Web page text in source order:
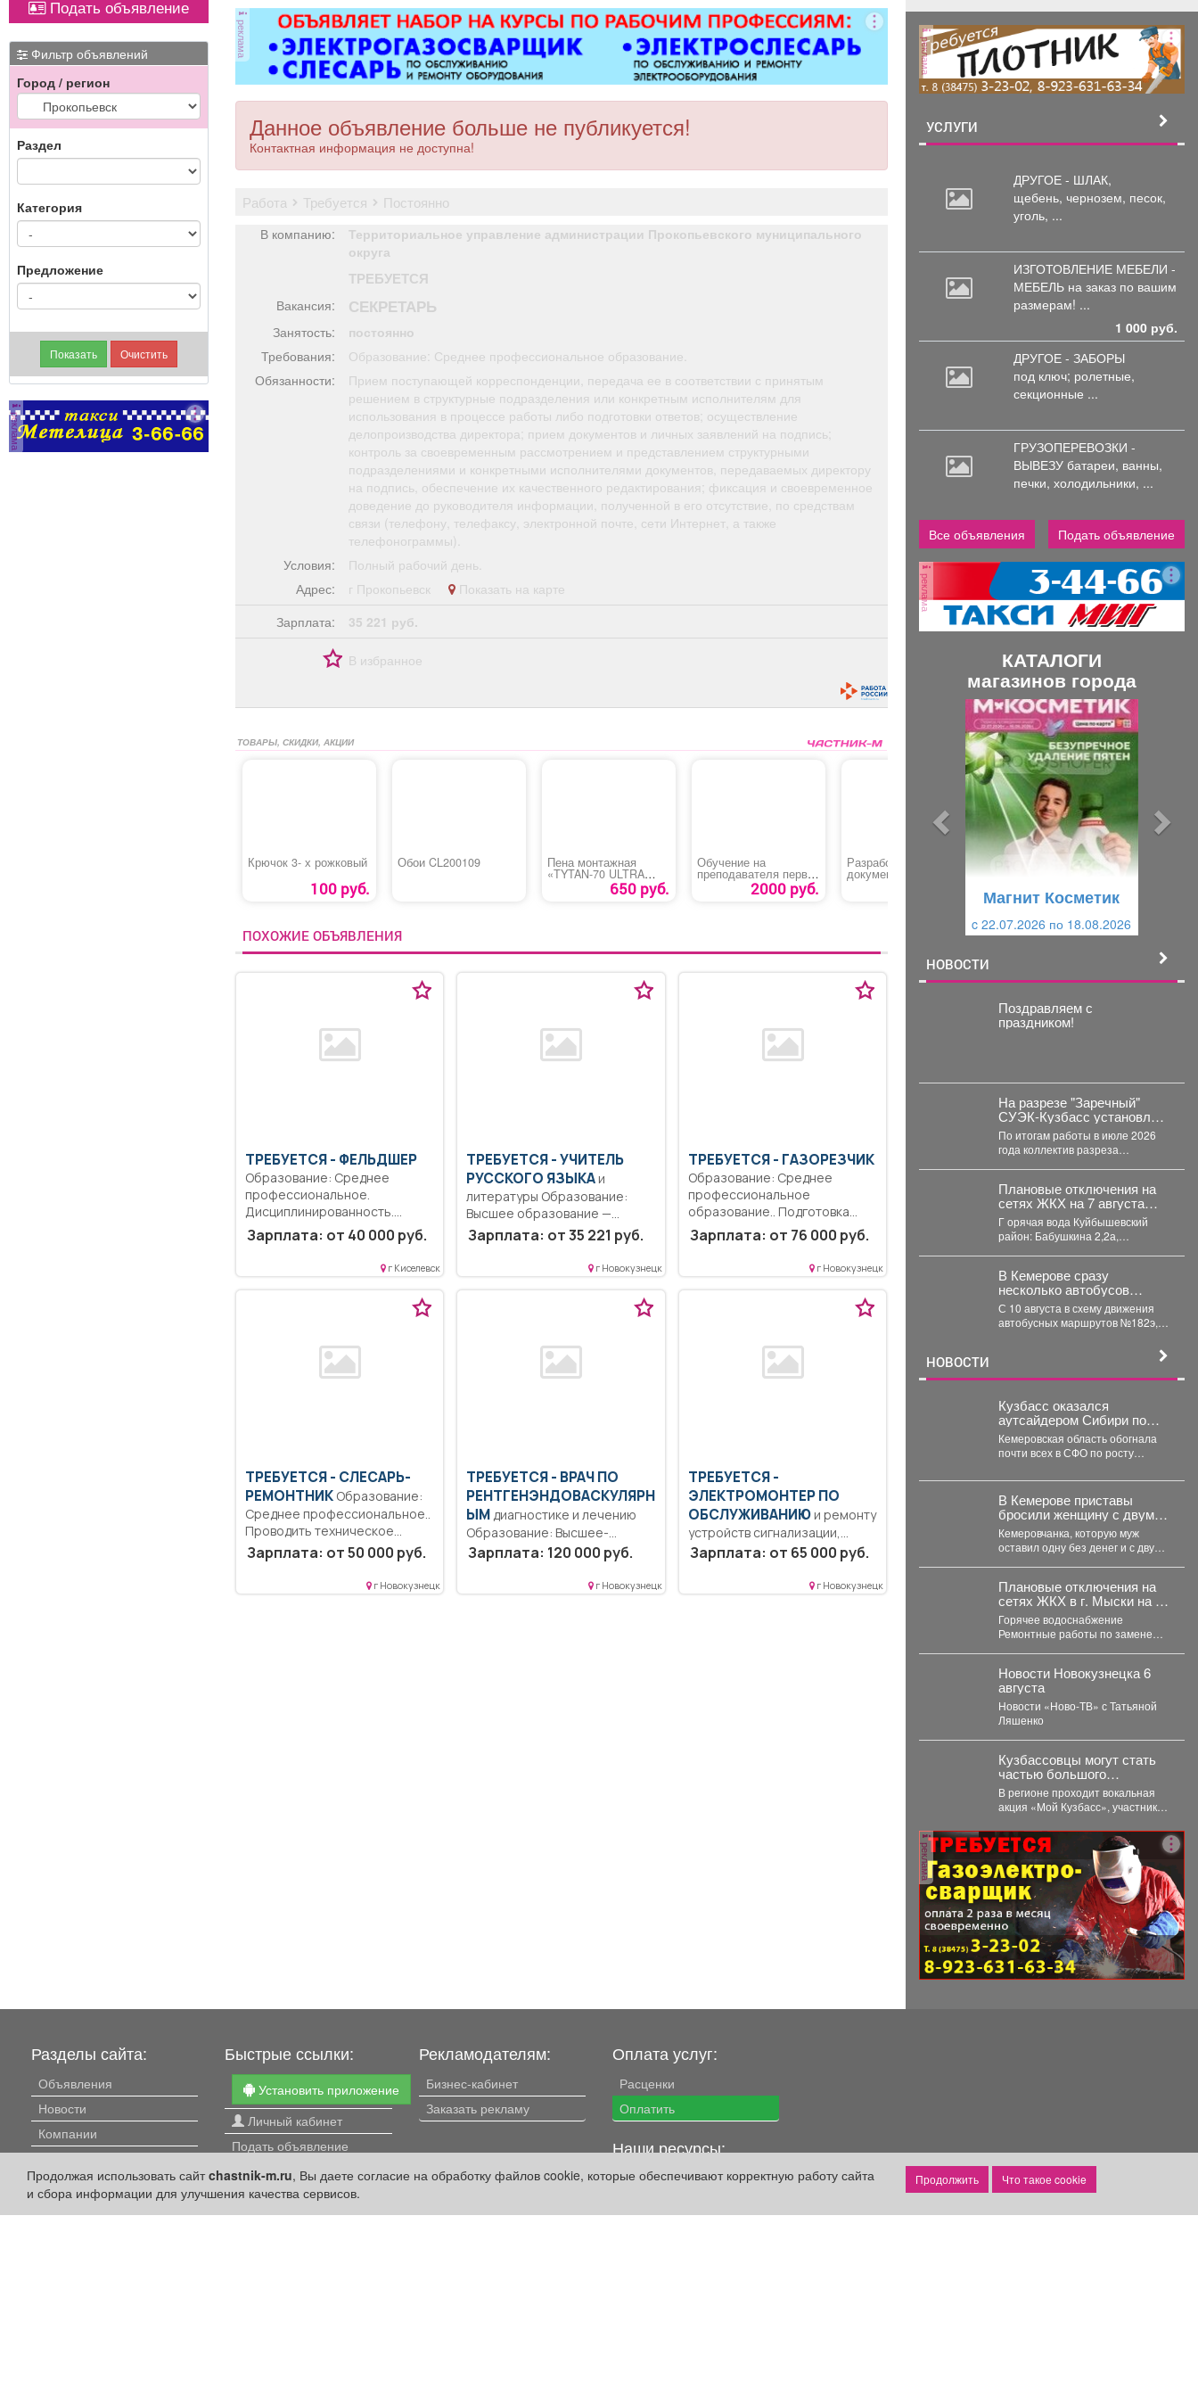
Вывоз мусора.
ковер»).
оборудованием,
имеется парковка, торг
уместен.
Подать объявление
Фильтр объявлений
Город / регион
Раздел
Категория
Предложение
реклама
реклама
Данное объявление больше не публикуется!
Контактная информация не доступна!
работа требуется постоянно
В компанию:
Территориальное управление администрации Прокопьевского муниципального
округа
ТРЕБУЕТСЯ
Вакансия: СЕКРЕТАРЬ
Занятость:
постоянно
Требования:
Образование: Среднее профессиональное образование.
Обязанности:
Прием поступающей корреспонденции, передача ее в соответствии с принятым
решением в структурные подразделения или конкретным исполнителям для
использования в процессе работы либо подготовки ответов; осуществление
делопроизводства директора; прием документов и личных заявлений на подпись;
контроль за своевременным рассмотрением и представлением структурными
подразделениями и конкретными исполнителями документов, передаваемых директору
на подпись, обеспечение их качественного редактирования; фиксация и своевременное
доведение до руководителя информации, полученной в его отсутствие, по средствам
связи (телефону, телефаксу, электронной почте, сети Интернет, а также
телефонограммы).
Условия:
Полный рабочий день.
Адрес:
г Прокопьевск
Показать на карте
Зарплата:
35 221 руб.
В избранное
ТОВАРЫ, СКИДКИ, АКЦИИ
Крючок 3- х рожковый
100 руб.
Обои CL200109 Пена монтажная
«TYTAN-70 ULTRA
ПРОФ »Зима650 руб.
Обучение на
преподавателя первой
помощи
пострадавшим2000 руб.
Разработка
документов по охране
труда
Парафинотерапия ног
ПОХОЖИЕ ОБЪЯВЛЕНИЯ
ТРЕБУЕТСЯ - ФЕЛЬДШЕР
Образование: Среднее
профессиональное.
Дисциплинированность.
Ответственность.. Выполнение
должностных обязанностей
согласно должностной...
Зарплата: от 40 000 руб.
г Киселевск
ТРЕБУЕТСЯ - УЧИТЕЛЬ
РУССКОГО ЯЗЫКА и
литературы Образование:
Высшее образование —
бакалавриат.. Обучение
методам понимания...
Зарплата: от 35 221 руб.
г Новокузнецк
ТРЕБУЕТСЯ - ГАЗОРЕЗЧИК
Образование: Среднее
профессиональное
образование.. Подготовка
рабочего места и
оборудования,...
Зарплата: от 76 000 руб.
г Новокузнецк
ТРЕБУЕТСЯ - СЛЕСАРЬ-
РЕМОНТНИКОбразование:
Среднее профессиональное..
Проводить техническое
обслуживание оборудования..
Полный рабочий...
Зарплата: от 50 000 руб.
г Новокузнецк
ТРЕБУЕТСЯ - ВРАЧ ПО
РЕНТГЕНЭНДОВАСКУЛЯРН
ЫМ диагностике и лечению
Образование: Высшее-
специалитет, магистратура..
Полный рабочий день..
Зарплата: 120 000 руб.
г Новокузнецк
ТРЕБУЕТСЯ -
ЭЛЕКТРОМОНТЕР ПО
ОБСЛУЖИВАНИЮи ремонту
устройств сигнализации,
централизации и блокировки
Организована доставка
Зарплата: от 65 000 руб.
г Новокузнецк
реклама
УСЛУГИ
ДРУГОЕ - ШЛАК,
щебень, чернозем, песок,
уголь, ...
ИЗГОТОВЛЕНИЕ МЕБЕЛИ -
МЕБЕЛЬ на заказ по вашим
размерам! ...
1 000 руб.
ДРУГОЕ - ЗАБОРЫ
под ключ; ролетные,
секционные ...
ГРУЗОПЕРЕВОЗКИ -
ВЫВЕЗУ батареи, ванны,
печки, холодильники, ...
Все объявления Подать объявление
реклама
КАТАЛОГИ
магазинов города
Магнит Косметик
c 29.07.2026 по 25.08.2026
НОВОСТИ
Поздравляем с
праздником!
На разрезе "Заречный"
СУЭК-Кузбасс установлен
рекорд добычи за месяц
По итогам работы в июле 2026
года коллектив разреза
Плановые отключения на
сетях ЖКХ на 7 августа
2026 г. (г. Новокузнецк)
Г орячая вода Куйбышевский
район: Бабушкина 2,2а,
В Кемерове сразу
несколько автобусов
получат дополнительную
остановку
С 10 августа в схему движения
автобусных маршрутов №182э,
НОВОСТИ
Кузбасс оказался
аутсайдером Сибири по
ипотечным долгам
Кемеровская область обогнала
почти всех в СФО по росту
строящееся жильё....
В Кемерове приставы
бросили женщину с двумя
детьми без алиментов
Кемеровчанка, которую муж
оставил одну без денег и с двумя
Плановые отключения на
сетях ЖКХ в г. Мыски на 07
августа 2026 г.
Горячее водоснабжение
Ремонтные работы по замене
Новости Новокузнецка 6
августа
Новости «Ново-ТВ» с Татьяной
Ляшенко
Кузбассовцы могут стать
частью большого
праздничного проекта ко
Дню шахтера.
В регионе проходит вокальная
акция «Мой Кузбасс», участники
и смогут попасть...
реклама
Продолжая использовать сайтchastnik-m.ru, Вы даете согласие на обработку файлов cookie, которые обеспечивают корректную работу сайта
и сбора информации для улучшения качества сервисов.
Что такое cookie
Разделы сайта:
Объявления
Новости
Компании
Афиша
Расписание занятий
Быстрые ссылки:
Установить приложение
Личный кабинет
Подать объявление
Подать объявление в
газету
Поздравить
Рекламодателям:
Бизнес-кабинет
Заказать рекламу
Оплата услуг:
Расценки
Оплатить
Наши ресурсы:
Газета "Частник-М"